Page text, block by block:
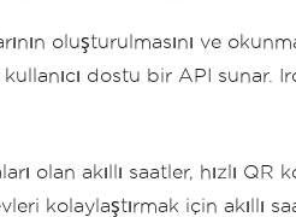
oluşturulmasını ve
dostu bir API sunar.
olan akıllı saatler, hızlı
kolaylaştırmak için akıllı